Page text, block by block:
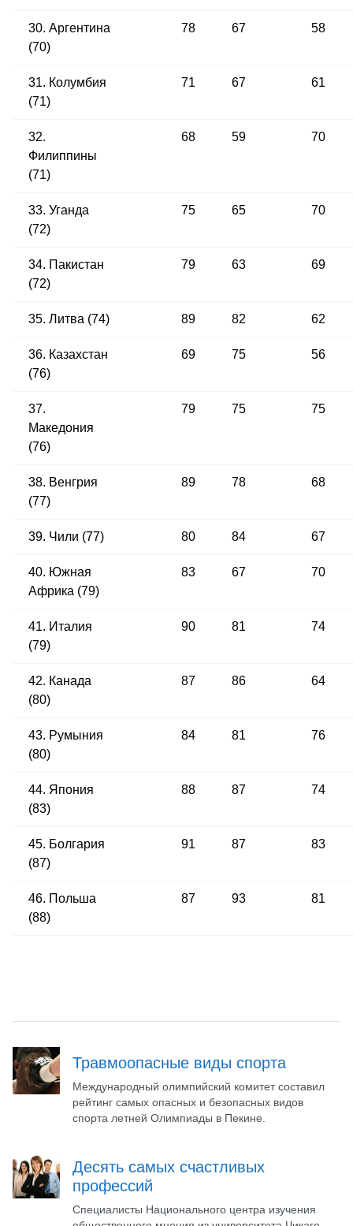
30. Аргентина
(70)
78 67 58
31. Колумбия
(71)
71 67 61
32.
Филиппины
(71)
68 59 70
33. Уганда
(72)
75 65 70
34. Пакистан
(72)
79 63 69
35. Литва (74) 89 82 62
36. Казахстан
(76)
69 75 56
37.
Македония
(76)
79 75 75
38. Венгрия
(77)
89 78 68
39. Чили (77) 80 84 67
40. Южная
Африка (79)
83 67 70
41. Италия
(79)
90 81 74
42. Канада
(80)
87 86 64
43. Румыния
(80)
84 81 76
44. Япония
(83)
88 87 74
45. Болгария
(87)
91 87 83
46. Польша
(88)
87 93 81
Травмоопасные виды спорта
Международный олимпийский комитет составил
рейтинг самых опасных и безопасных видов
спорта летней Олимпиады в Пекине.
Десять самых счастливых
профессий
Специалисты Национального центра изучения